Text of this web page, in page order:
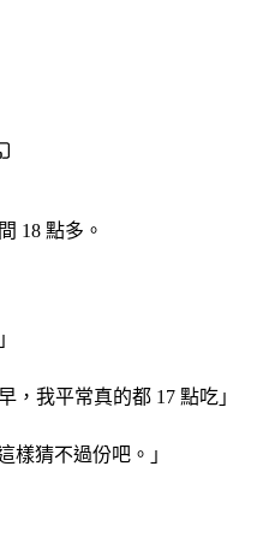
18 點多。
，我平常真的都 17 點吃」
樣猜不過份吧。」